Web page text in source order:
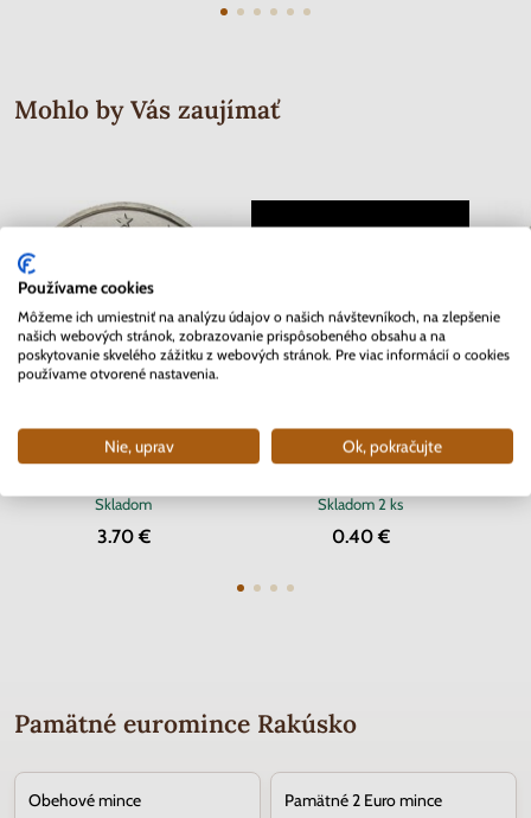
Mohlo by Vás zaujímať
2 EURO Slovensko 2012 - 10.
rokov Euro meny
Skladom
3.70 €
Séria známok Protektorát Čechy a
Morava 1942 - Červený kríž
Skladom2 ks
0.40 €
Pamätné euromince Rakúsko
Obehové mince Pamätné 2 Euro mince
Používame cookies
Môžeme ich umiestniť na analýzu údajov o našich návštevníkoch, na zlepšenie
našich webových stránok, zobrazovanie prispôsobeného obsahu a na
poskytovanie skvelého zážitku z webových stránok. Pre viac informácií o cookies
používame otvorené nastavenia.
Nie, uprav Ok, pokračujte